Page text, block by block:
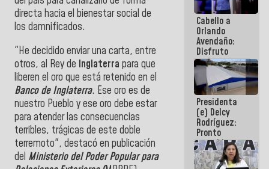
directa hacia el bienestar social de
los damnificados.
"He decidido enviar una carta, entre
otros, al Rey de Inglaterra para que
liberen el oro que está retenido en el
Banco de Inglaterra. Ese oro es de
nuestro Pueblo y ese oro debe estar
para atender las consecuencias
terribles, trágicas de este doble
terremoto", destacó en publicación
del Ministerio del Poder Popular para
Cabello a
Orlando
Avendaño:
Disfruto
cada vez
que escribes
porque lo
que haces
es
embarrarla
Presidenta
(e) Delcy
Rodríguez:
Pronto
restableceremos
las
operaciones